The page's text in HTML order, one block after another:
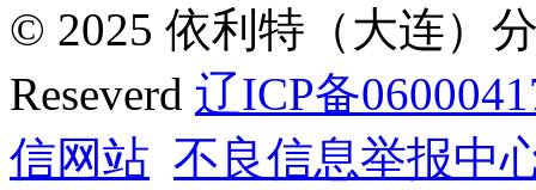
© 2025 依利特（大连）
Reseverd 辽ICP备
信网站 不良信息举报中